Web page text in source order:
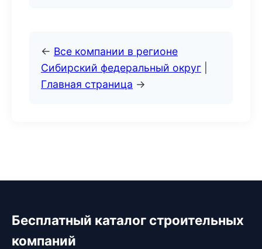
← Все компании в регионе
Сибирский федеральный округ
Главная страница →
Бесплатный каталог строительных
компаний